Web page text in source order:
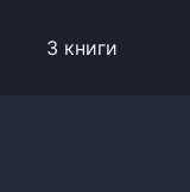
3 книги